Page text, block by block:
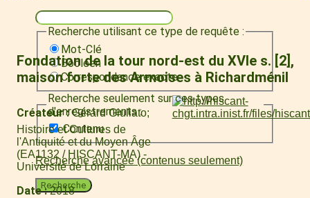
Recherche utilisant ce type de requête :
Mot-Clé
Booléen
Correspondance exacte
Recherche seulement sur ces types
d'enregistrements :
Contenu
Recherche avancée (contenus seulement)
Recherche
Fondation de la tour nord-est du XVIe s. [2],
maison forte des Armoises à Richardménil
Créateur
Gérard Giuliato
Histoire et Cultures de
l'Antiquité et du Moyen Âge
(EA1132 / HISCANT-MA) -
Université de Lorraine
Date 2018